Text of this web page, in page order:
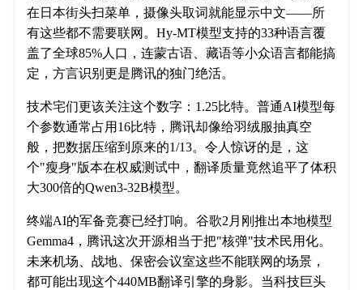
在日本街头扫菜单，摄像头取词就能显示中文——所
有这些都不需要联网。Hy-MT模型支持的33种语言覆
盖了全球85%人口，连蒙古语、藏语等小众语言都能搞
定，方言识别更是腾讯的独门绝活。
技术宅们更该关注这个数字：1.25比特。普通AI模型每
个参数通常占用16比特，腾讯却像给羽绒服抽真空
般，把数据压缩到原来的1/13。令人惊讶的是，这
个"瘦身"版本在权威测试中，翻译质量竟然追平了体积
大300倍的Qwen3-32B模型。
终端AI的军备竞赛已经打响。谷歌2月刚推出本地模型
Gemma4，腾讯这次开源相当于把"核弹"技术民用化。
未来机场、战地、保密会议室这些不能联网的场景，
都可能出现这个440MB翻译引擎的身影。当科技巨头